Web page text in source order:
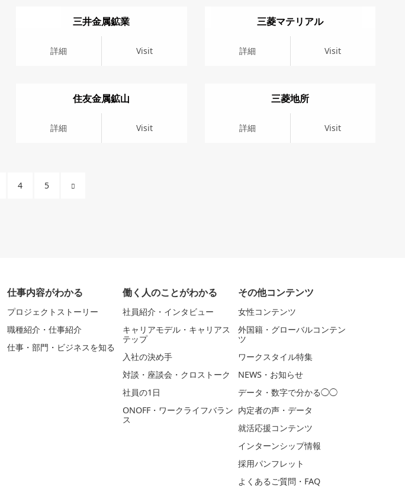
三井金属鉱業
Visit
詳細 Visit
三菱マテリアル
Visit
詳細 Visit
住友金属鉱山
Visit
詳細 Visit
三菱地所
Visit
詳細 Visit
4 5
仕事内容がわかる
プロジェクトストーリー
職種紹介・仕事紹介
仕事・部門・ビジネスを知る
働く人のことがわかる
社員紹介・インタビュー
キャリアモデル・キャリアス
テップ
入社の決め手
対談・座談会・クロストーク
社員の1日
ONOFF・ワークライフバラン
ス
その他コンテンツ
女性コンテンツ
外国籍・グローバルコンテン
ツ
ワークスタイル特集
NEWS・お知らせ
データ・数字で分かる◯◯
内定者の声・データ
就活応援コンテンツ
インターンシップ情報
採用パンフレット
よくあるご質問・FAQ